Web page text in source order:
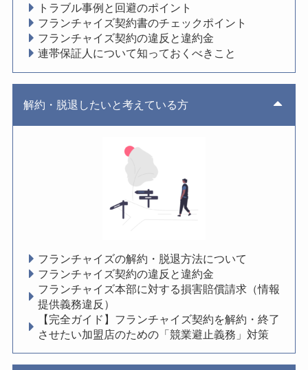
トラブル事例と回避のポイント
フランチャイズ契約書のチェックポイント
フランチャイズ契約の違反と違約金
連帯保証人について知っておくべきこと
解約・脱退したいと考えている方
フランチャイズの解約・脱退方法について
フランチャイズ契約の違反と違約金
フランチャイズ本部に対する損害賠償請求（情報
提供義務違反）
【完全ガイド】フランチャイズ契約を解約・終了
させたい加盟店のための「競業避止義務」対策